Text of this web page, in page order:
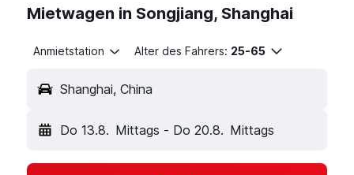
Mietwagen in Songjiang, Shanghai
Anmietstation Alter des Fahrers: 25-65
Shanghai, China
Do 13.8. Mittags - Do 20.8. Mittags